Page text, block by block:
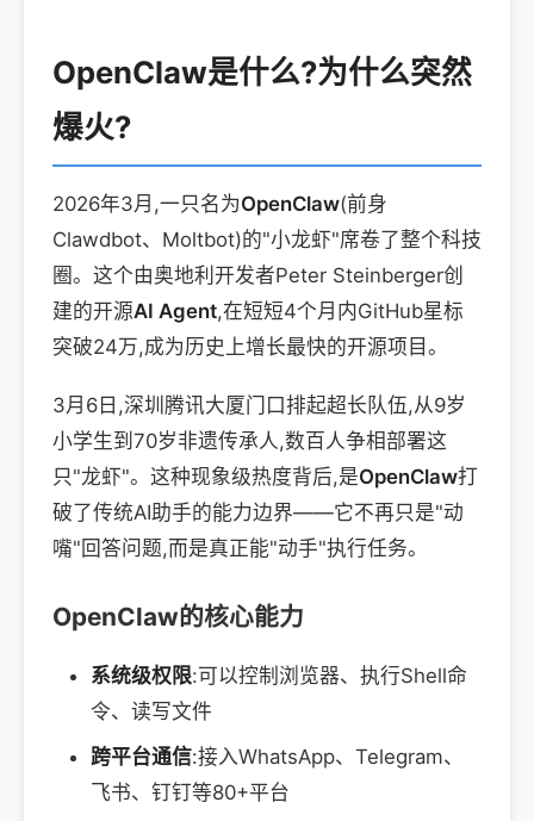
OpenClaw是什么?为什么突然
爆火?
2026年3月,一只名为OpenClaw(前身
Clawdbot、Moltbot)的"小龙虾"席卷了整个科技
圈。这个由奥地利开发者Peter Steinberger创
建的开源AI Agent,在短短4个月内GitHub星标
突破24万,成为历史上增长最快的开源项目。
3月6日,深圳腾讯大厦门口排起超长队伍,从9岁
小学生到70岁非遗传承人,数百人争相部署这
只"龙虾"。这种现象级热度背后,是OpenClaw打
破了传统AI助手的能力边界——它不再只是"动
嘴"回答问题,而是真正能"动手"执行任务。
OpenClaw的核心能力
系统级权限:可以控制浏览器、执行Shell命
令、读写文件
跨平台通信:接入WhatsApp、Telegram、
飞书、钉钉等80+平台